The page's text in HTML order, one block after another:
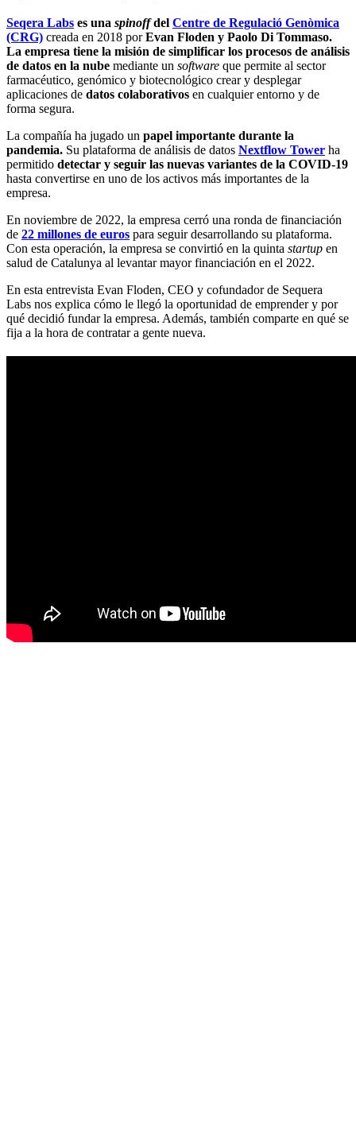
Seqera Labs es una spinoffdel Centre de Regulació Genòmica
(CRG) creada en 2018 porEvan Floden y Paolo Di Tommaso.
La empresa tiene la misión de simplificar los procesos de análisis
de datos en la nube mediante un software que permite al sector
farmacéutico, genómico y biotecnológico crear y desplegar
aplicaciones de datos colaborativos en cualquier entorno y de
forma segura.
La compañía ha jugado un papel importante durante la
pandemia. Su plataforma de análisis de datos Nextflow Tower ha
permitido detectar y seguir las nuevas variantes de la COVID-19
hasta convertirse en uno de los activos más importantes de la
empresa.
En noviembre de 2022, la empresa cerró una ronda de financiación
de 22 millones de euros para seguir desarrollando su plataforma.
Con esta operación, la empresa se convirtió en la quinta startup en
salud de Catalunya al levantar mayor financiación en el 2022.
En esta entrevista Evan Floden, CEO y cofundador de Sequera
Labs nos explica cómo le llegó la oportunidad de emprender y por
qué decidió fundar la empresa. Además, también comparte en qué se
fija a la hora de contratar a gente nueva.